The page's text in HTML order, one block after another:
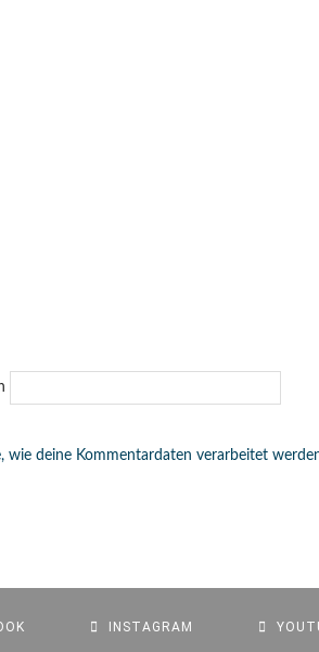
wie deine Kommentardaten verarbeitet
INSTAGRAM